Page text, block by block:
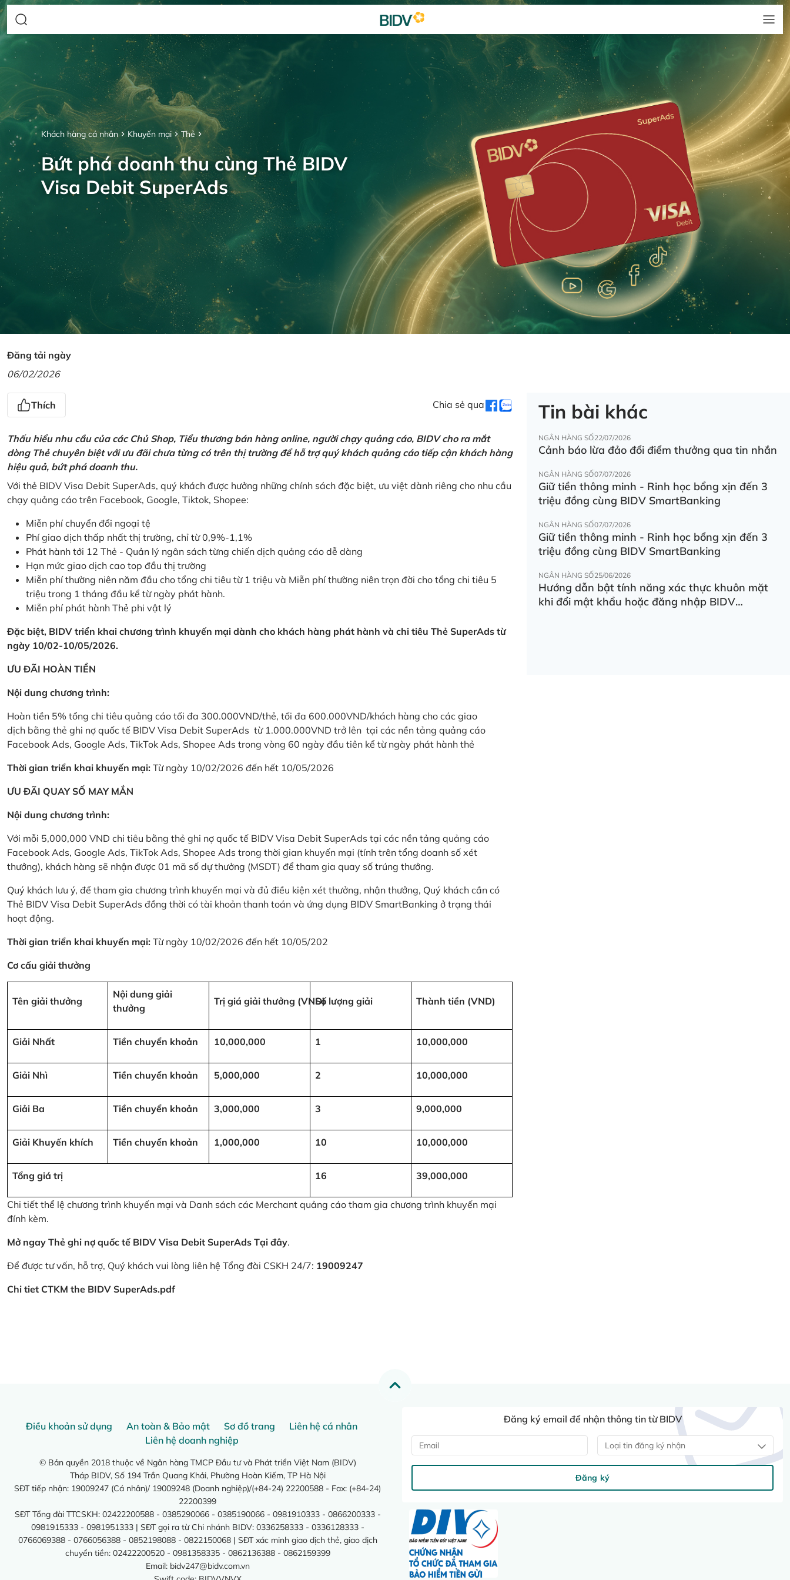
Khách hàng cá nhân Khuyến mại Thẻ
Bứt phá doanh thu cùng Thẻ BIDV
Visa Debit SuperAds
Đăng tải ngày
06/02/2026
Thích Chia sẻ qua
Thấu hiểu nhu cầu của các Chủ Shop, Tiểu thương bán hàng online, người chạy quảng cáo, BIDV cho ra mắt
dòng Thẻ chuyên biệt với ưu đãi chưa từng có trên thị trường để hỗ trợ quý khách quảng cáo tiếp cận khách hàng
hiệu quả, bứt phá doanh thu.
Với thẻ BIDV Visa Debit SuperAds, quý khách được hưởng những chính sách đặc biệt, ưu việt dành riêng cho nhu cầu
chạy quảng cáo trên Facebook, Google, Tiktok, Shopee:
Miễn phí chuyển đổi ngoại tệ
Phí giao dịch thấp nhất thị trường, chỉ từ 0,9%-1,1%
Phát hành tới 12 Thẻ - Quản lý ngân sách từng chiến dịch quảng cáo dễ dàng
Hạn mức giao dịch cao top đầu thị trường
Miễn phí thường niên năm đầu cho tổng chi tiêu từ 1 triệu và Miễn phí thường niên trọn đời cho tổng chi tiêu 5
triệu trong 1 tháng đầu kể từ ngày phát hành.
Miễn phí phát hành Thẻ phi vật lý
Đặc biệt, BIDV triển khai chương trình khuyến mại dành cho khách hàng phát hành và chi tiêu Thẻ SuperAds từ
ngày 10/02-10/05/2026.
ƯU ĐÃI HOÀN TIỀN
Nội dung chương trình:
Hoàn tiền 5% tổng chi tiêu quảng cáo tối đa 300.000VND/thẻ, tối đa 600.000VND/khách hàng cho các giao
dịch bằng thẻ ghi nợ quốc tế BIDV Visa Debit SuperAds từ 1.000.000VND trở lên tại các nền tảng quảng cáo
Facebook Ads, Google Ads, TikTok Ads, Shopee Ads trong vòng 60 ngày đầu tiên kể từ ngày phát hành thẻ
Thời gian triển khai khuyến mại: Từ ngày 10/02/2026 đến hết 10/05/2026
ƯU ĐÃI QUAY SỐ MAY MẮN
Nội dung chương trình:
Với mỗi 5,000,000 VND chi tiêu bằng thẻ ghi nợ quốc tế BIDV Visa Debit SuperAds tại các nền tảng quảng cáo
Facebook Ads, Google Ads, TikTok Ads, Shopee Ads trong thời gian khuyến mại (tính trên tổng doanh số xét
thưởng), khách hàng sẽ nhận được 01 mã số dự thưởng (MSDT) để tham gia quay số trúng thưởng.
Quý khách lưu ý, để tham gia chương trình khuyến mại và đủ điều kiện xét thưởng, nhận thưởng, Quý khách cần có
Thẻ BIDV Visa Debit SuperAds đồng thời có tài khoản thanh toán và ứng dụng BIDV SmartBanking ở trạng thái
hoạt động.
Thời gian triển khai khuyến mại: Từ ngày 10/02/2026 đến hết 10/05/202
Cơ cấu giải thưởng
Tên giải thưởng
Nội dung giải
thưởng
Trị giá giải thưởng (VND)Số lượng giải Thành tiền (VND)
Giải Nhất Tiền chuyển khoản 10,000,000 1 10,000,000
Giải Nhì Tiền chuyển khoản 5,000,000 2 10,000,000
Giải Ba Tiền chuyển khoản 3,000,000 3 9,000,000
Giải Khuyến khích Tiền chuyển khoản 1,000,000 10 10,000,000
Tổng giá trị 16 39,000,000
Chi tiết thể lệ chương trình khuyến mại và Danh sách các Merchant quảng cáo tham gia chương trình khuyến mại
đính kèm.
Mở ngay Thẻ ghi nợ quốc tế BIDV Visa Debit SuperAds Tại đây.
Để được tư vấn, hỗ trợ, Quý khách vui lòng liên hệ Tổng đài CSKH 24/7: 19009247
Chi tiet CTKM the BIDV SuperAds.pdf
Tin bài khác
NGÂN HÀNG SỐ22/07/2026
Cảnh báo lừa đảo đổi điểm thưởng qua tin nhắn
NGÂN HÀNG SỐ07/07/2026
Giữ tiền thông minh - Rinh học bổng xịn đến 3
triệu đồng cùng BIDV SmartBanking
NGÂN HÀNG SỐ07/07/2026
Giữ tiền thông minh - Rinh học bổng xịn đến 3
triệu đồng cùng BIDV SmartBanking
NGÂN HÀNG SỐ25/06/2026
Hướng dẫn bật tính năng xác thực khuôn mặt
khi đổi mật khẩu hoặc đăng nhập BIDV
Điều khoản sử dụng An toàn & Bảo mật Sơ đồ trang
Liên hệ cá nhân
Liên hệ doanh nghiệp
© Bản quyền 2018 thuộc về Ngân hàng TMCP Đầu tư và Phát triển Việt Nam (BIDV)
Tháp BIDV, Số 194 Trần Quang Khải, Phường Hoàn Kiếm, TP Hà Nội
SĐT tiếp nhận: 19009247 (Cá nhân)/ 19009248 (Doanh nghiệp)/(+84-24) 22200588 - Fax: (+84-24)
22200399
SĐT Tổng đài TTCSKH: 02422200588 - 0385290066 - 0385190066 - 0981910333 - 0866200333 -
0981915333 - 0981951333 | SĐT gọi ra từ Chi nhánh BIDV: 0336258333 - 0336128333 -
0766069388 - 0766056388 - 0852198088 - 0822150068 | SĐT xác minh giao dịch thẻ, giao dịch
chuyển tiền: 02422200520 - 0981358335 - 0862136388 - 0862159399
Email: bidv247@bidv.com.vn
Đăng ký email để nhận thông tin từ BIDV
Loại tin đăng ký nhận
Đăng ký